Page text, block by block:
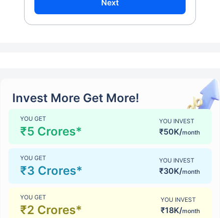
Next
Invest More Get More!
YOU GET
₹5 Crores*
YOU INVEST
₹50K/month
YOU GET
₹3 Crores*
YOU INVEST
₹30K/month
YOU GET
₹2 Crores*
YOU INVEST
₹18K/month